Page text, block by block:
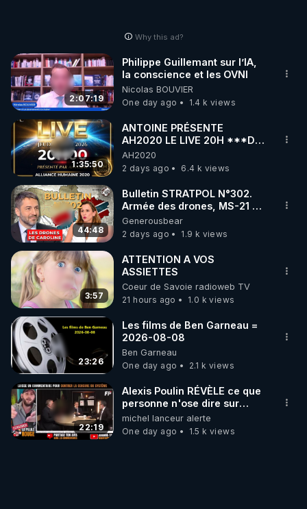
Why this ad?
2:07:19
Philippe Guillemant sur l’IA,
la conscience et les OVNI
Nicolas BOUVIER
One day ago
1.4 k views
1:35:50
ANTOINE PRÉSENTE
AH2020 LE LIVE 20H ***DU
06/08/2026***
AH2020
2 days ago
6.4 k views
44:48
Bulletin STRATPOL N°302.
Armée des drones, MS-21 en
série, missiles coréens.
07.08.2026.
Generousbear
2 days ago
1.9 k views
3:57
ATTENTION A VOS
ASSIETTES
Coeur de Savoie radioweb TV
21 hours ago
1.0 k views
23:26
Les films de Ben Garneau =
2026-08-08
Ben Garneau
One day ago
2.1 k views
22:19
Alexis Poulin RÉVÈLE ce que
personne n'ose dire sur
l'Union européenne (C'est
explosif)
michel lanceur alerte
One day ago
1.5 k views